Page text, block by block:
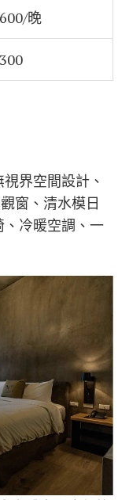
晚
界空間設計、
窗、清水模日
冷暖空調、一